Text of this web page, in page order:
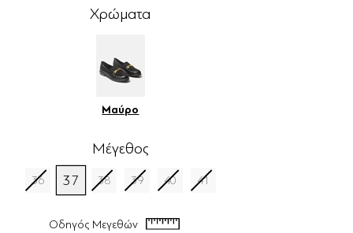
Χρώματα
Μαύρο
Μέγεθος
36 37 38 39 40 41
Οδηγός Μεγεθών